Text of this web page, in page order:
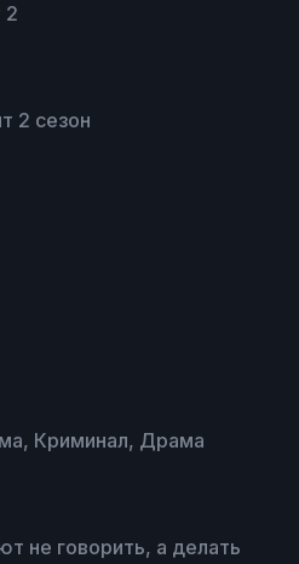
2
2 сезон
Криминал, Драма
не говорить, а делать